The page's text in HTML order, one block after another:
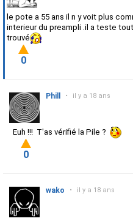
le pote a 55 ans il n y voit plus
interieur du preampli .il a teste
trouvé
0
Phill • il y a 18 ans
Euh !!! T'as vérifié la Pile ?
0
wako • il y a 18 ans